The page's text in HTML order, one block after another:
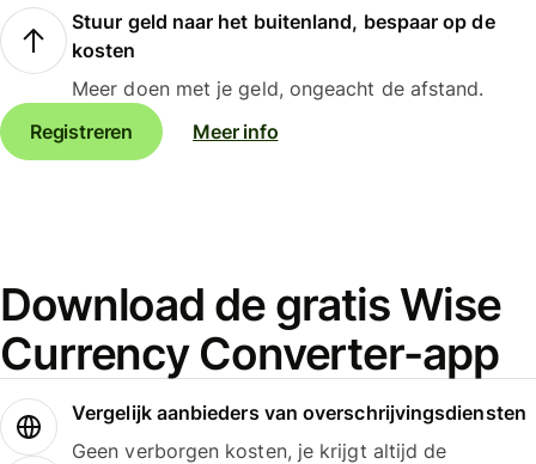
Stuur geld naar het buitenland, bespaar op de
kosten
Meer doen met je geld, ongeacht de afstand.
Registreren
Meer info
Download de gratis Wise
Currency Converter-app
Vergelijk aanbieders van overschrijvingsdiensten
Geen verborgen kosten, je krijgt altijd de